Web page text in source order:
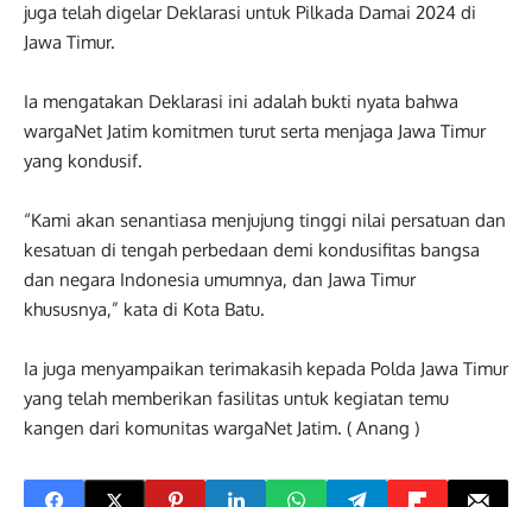
juga telah digelar Deklarasi untuk Pilkada Damai 2024 di
Jawa Timur.
Ia mengatakan Deklarasi ini adalah bukti nyata bahwa
wargaNet Jatim komitmen turut serta menjaga Jawa Timur
yang kondusif.
“Kami akan senantiasa menjujung tinggi nilai persatuan dan
kesatuan di tengah perbedaan demi kondusifitas bangsa
dan negara Indonesia umumnya, dan Jawa Timur
khususnya,” kata di Kota Batu.
Ia juga menyampaikan terimakasih kepada Polda Jawa Timur
yang telah memberikan fasilitas untuk kegiatan temu
kangen dari komunitas wargaNet Jatim. ( Anang )